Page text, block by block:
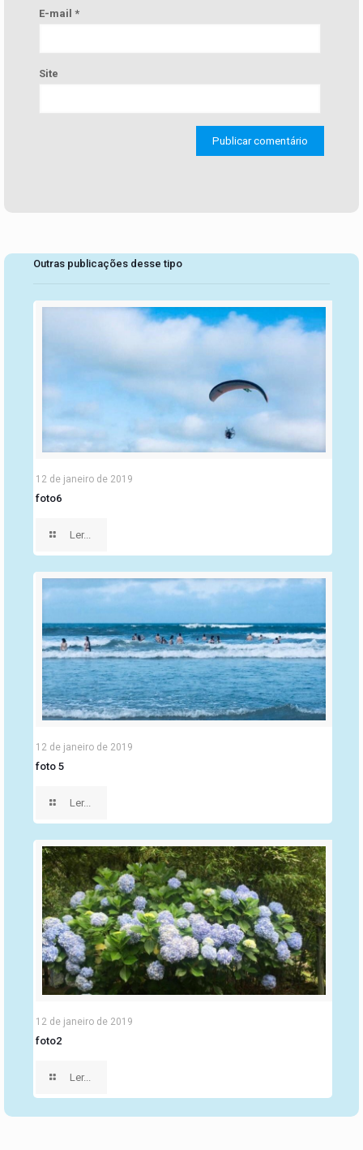
E-mail *
Site
Outras publicações desse tipo
12 de janeiro de 2019
foto6
Ler...
12 de janeiro de 2019
foto 5
Ler...
12 de janeiro de 2019
foto2
Ler...